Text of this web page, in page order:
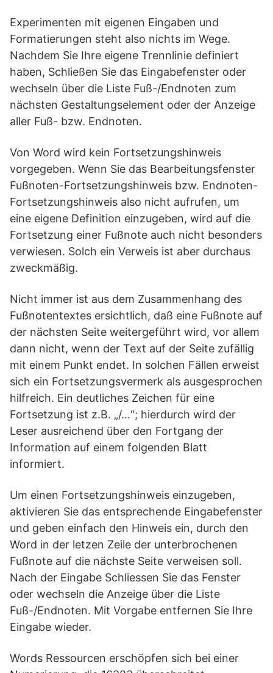
Experimenten mit eigenen Eingaben und
Formatierungen steht also nichts im Wege.
Nachdem Sie Ihre eigene Trennlinie definiert
haben, Schließen Sie das Eingabefenster oder
wechseln über die Liste Fuß-/Endnoten zum
nächsten Gestaltungselement oder der Anzeige
aller Fuß- bzw. Endnoten.
Von Word wird kein Fortsetzungshinweis
vorgegeben. Wenn Sie das Bearbeitungsfenster
Fußnoten-Fortsetzungshinweis bzw. Endnoten-
Fortsetzungshinweis also nicht aufrufen, um
eine eigene Definition einzugeben, wird auf die
Fortsetzung einer Fußnote auch nicht besonders
verwiesen. Solch ein Verweis ist aber durchaus
zweckmäßig.
Nicht immer ist aus dem Zusammenhang des
Fußnotentextes ersichtlich, daß eine Fußnote auf
der nächsten Seite weitergeführt wird, vor allem
dann nicht, wenn der Text auf der Seite zufällig
mit einem Punkt endet. In solchen Fällen erweist
sich ein Fortsetzungsvermerk als ausgesprochen
hilfreich. Ein deutliches Zeichen für eine
Fortsetzung ist z.B. „/…“; hierdurch wird der
Leser ausreichend über den Fortgang der
Information auf einem folgenden Blatt
informiert.
Um einen Fortsetzungshinweis einzugeben,
aktivieren Sie das entsprechende Eingabefenster
und geben einfach den Hinweis ein, durch den
Word in der letzen Zeile der unterbrochenen
Fußnote auf die nächste Seite verweisen soll.
Nach der Eingabe Schliessen Sie das Fenster
oder wechseln die Anzeige über die Liste
Fuß-/Endnoten. Mit Vorgabe entfernen Sie Ihre
Eingabe wieder.
Words Ressourcen erschöpfen sich bei einer